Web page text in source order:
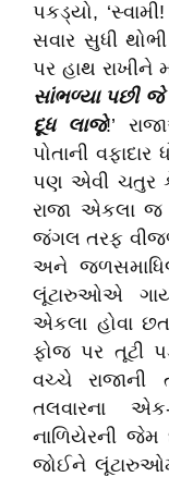
પકડ્યો,
સવાર સુધી
પર હાથ રાખીને
સાંભળ્યા પછી જે
દૂધ લાજે!’
પોતાની
પણ એવી ચતુર કે
રાજા એકલા જ
જંગલ તરફ
અને
લૂંટારુઓએ
એકલા હોવા
ફોજ પર તૂટી
વચ્ચે રાજાની
તલવારના
નાળિયેરની જેમ
જોઈને